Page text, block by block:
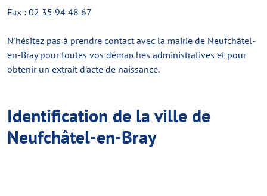
Fax : 02 35 94 48 67
N'hésitez pas à prendre contact avec la mairie de Neufchâtel-
en-Bray pour toutes vos démarches administratives et pour
obtenir un extrait d'acte de naissance.
Identification de la ville de
Neufchâtel-en-Bray